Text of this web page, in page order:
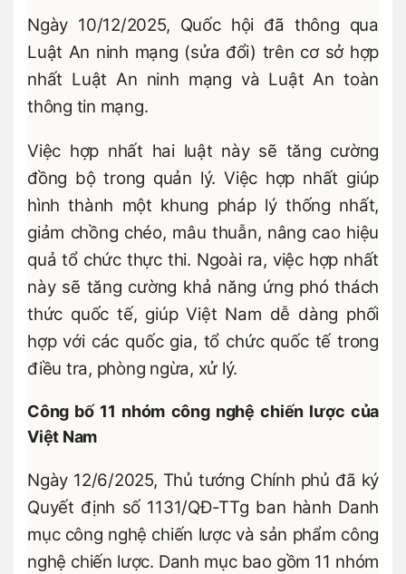
Ngày 10/12/2025, Quốc hội đã thông qua
Luật An ninh mạng (sửa đổi) trên cơ sở hợp
nhất Luật An ninh mạng và Luật An toàn
thông tin mạng.
Việc hợp nhất hai luật này sẽ tăng cường
đồng bộ trong quản lý. Việc hợp nhất giúp
hình thành một khung pháp lý thống nhất,
giảm chồng chéo, mâu thuẫn, nâng cao hiệu
quả tổ chức thực thi. Ngoài ra, việc hợp nhất
này sẽ tăng cường khả năng ứng phó thách
thức quốc tế, giúp Việt Nam dễ dàng phối
hợp với các quốc gia, tổ chức quốc tế trong
điều tra, phòng ngừa, xử lý.
Công bố 11 nhóm công nghệ chiến lược của
Việt Nam
Ngày 12/6/2025, Thủ tướng Chính phủ đã ký
Quyết định số 1131/QĐ-TTg ban hành Danh
mục công nghệ chiến lược và sản phẩm công
nghệ chiến lược. Danh mục bao gồm 11 nhóm